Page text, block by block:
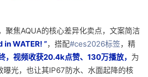
聚焦AQUA的核心差异化卖点，文案简洁
in WATER! ”，搭配#ces2026标签，精
，视频收获20.4k点赞、130万播放， 为
曝光，也让其IP67防水、水面起降的核